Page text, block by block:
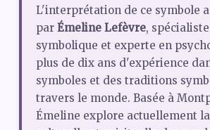
L'interprétation de ce symbole
par Émeline Lefèvre,
symbolique et experte en
plus de dix ans d'expérience
symboles et des traditions
travers le monde. Basée à
Émeline explore actuellement